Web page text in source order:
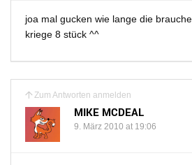
joa mal gucken wie lange die
kriege 8 stück ^^
Zum Antworten anmelden
MIKE MCDEAL
9. März 2010 at 19:06